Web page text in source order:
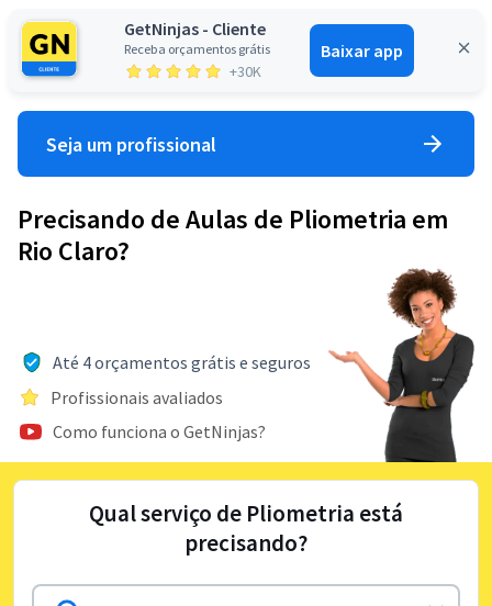
GetNinjas - Cliente
Receba orçamentos grátis
+30K
Baixar app
Entrar
Seja um profissional
Precisando de Aulas de Pliometria em
Rio Claro?
Até 4 orçamentos grátis e seguros
Profissionais avaliados
Como funciona o GetNinjas?
Qual serviço de Pliometria está
precisando?